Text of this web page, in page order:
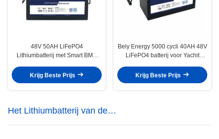
48V 50AH LiFePO4
Lithiumbatterij met Smart BMS
zeeschepen
Krijg Beste Prijs
Bely Energy 5000 cycli 40AH 48V
LiFePO4 batterij voor Yachit
Krijg Beste Prijs
Het Lithiumbatterij van de
energieopslag